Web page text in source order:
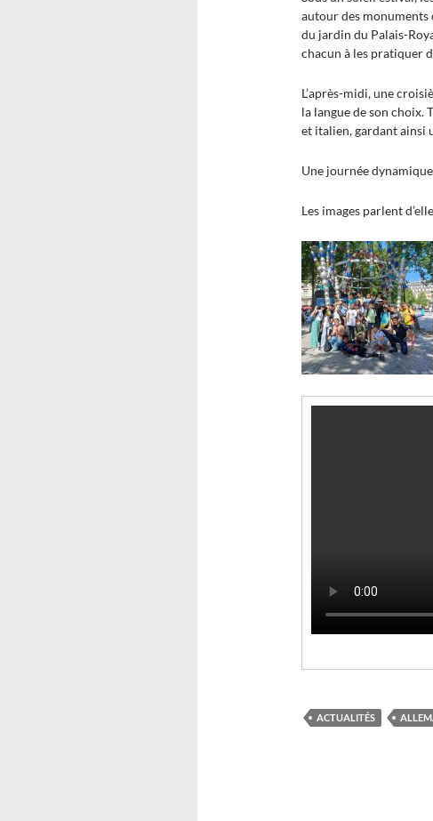
autour des monuments
du jardin du Palais-
chacun à les pratiquer
L’après-midi, une
la langue de son choix.
et italien, gardant ainsi
Une journée
Les images parlent
ACTUALITÉS